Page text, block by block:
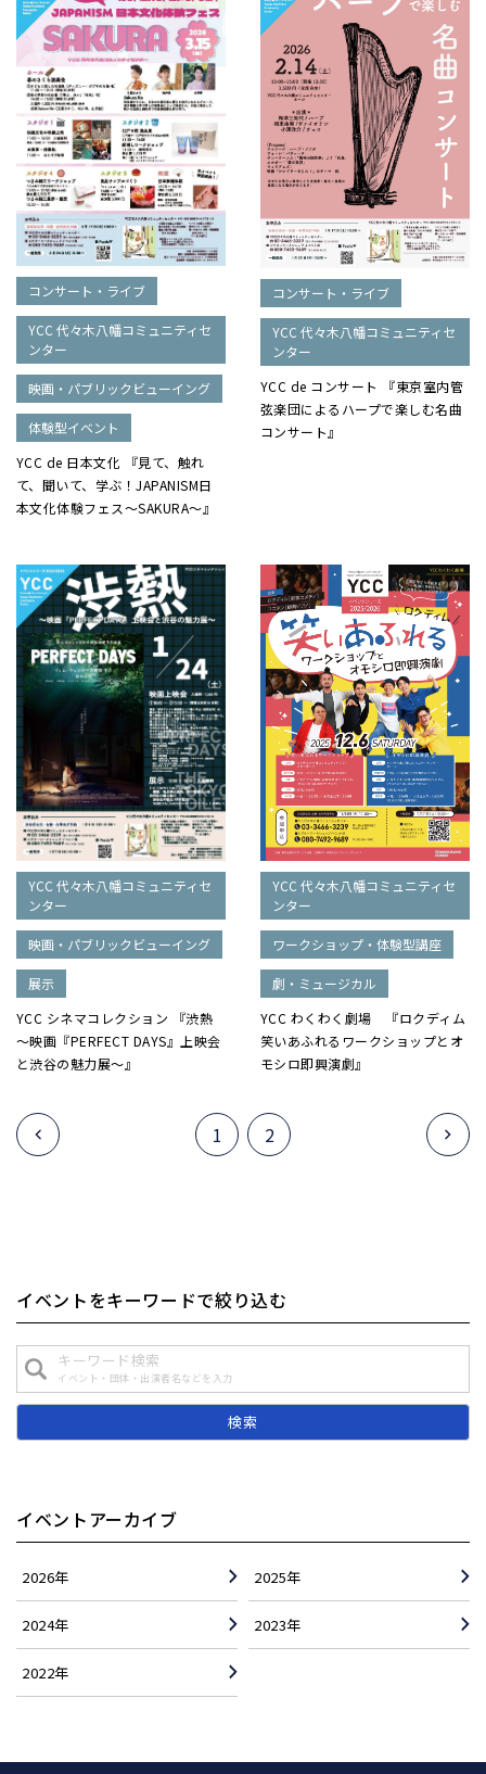
コンサート・ライブ
YCC 代々木八幡コミュニティセ
ンター
映画・パブリックビューイング
体験型イベント
YCC de 日本文化 『見て、触れ
て、聞いて、学ぶ！JAPANISM日
本文化体験フェス～SAKURA～』
コンサート・ライブ
YCC 代々木八幡コミュニティセ
ンター
YCC de コンサート 『東京室内管
弦楽団によるハープで楽しむ名曲
コンサート』
YCC 代々木八幡コミュニティセ
ンター
映画・パブリックビューイング
展示
YCC シネマコレクション 『渋熱
～映画『PERFECT DAYS』上映会
と渋谷の魅力展～』
YCC 代々木八幡コミュニティセ
ンター
ワークショップ・体験型講座
劇・ミュージカル
YCC わくわく劇場 『ロクディム
笑いあふれるワークショップとオ
モシロ即興演劇』
1 2
イベントをキーワードで絞り込む
キーワード検索
イベント・団体・出演者名などを入力
検索
イベントアーカイブ
2026年 2025年
2024年 2023年
2022年